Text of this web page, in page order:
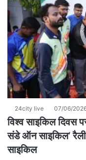
24city live 07/06/
विश्व साइकिल दिवस
संडे ऑन साइकिल’
साइकिल